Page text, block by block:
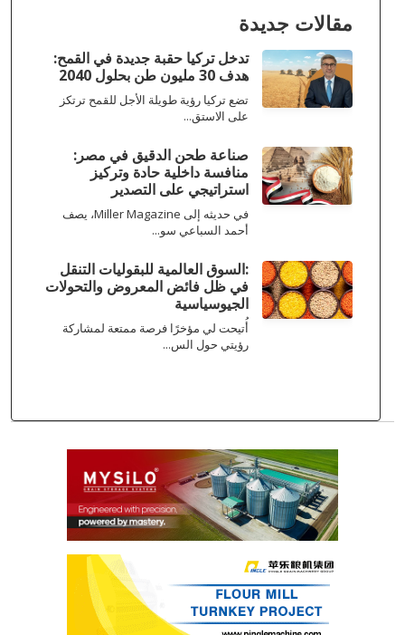
مقالات جديدة
تدخل تركيا حقبة جديدة في القمح:
هدف 30 مليون طن بحلول 2040
تضع تركيا رؤية طويلة الأجل للقمح ترتكز
على الاستق...
صناعة طحن الدقيق في مصر:
منافسة داخلية حادة وتركيز
استراتيجي على التصدير
في حديثه إلى Miller Magazine، يصف
أحمد السباعي سو...
:السوق العالمية للبقوليات التنقل
في ظل فائض المعروض والتحولات
الجيوسياسية
أُتيحت لي مؤخرًا فرصة ممتعة لمشاركة
رؤيتي حول الس...